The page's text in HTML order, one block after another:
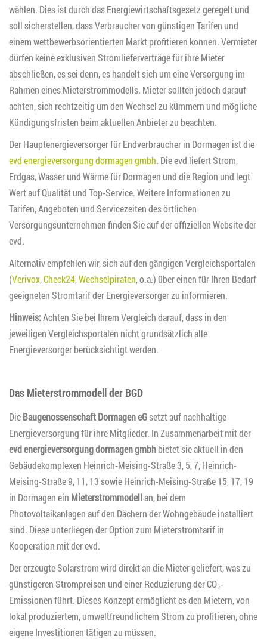
wählen. Dies ist durch das Energiewirtschaftsgesetz geregelt und
soll sicherstellen, dass Verbraucher von günstigen Tarifen und
einem wettbewerbsorientierten Markt profitieren können. Vermieter
dürfen keine exklusiven Stromlieferverträge für ihre Mieter
abschließen, es sei denn, es handelt sich um eine Versorgung im
Rahmen eines Mieterstrommodells. Mieter sollten jedoch darauf
achten, sich rechtzeitig um den Wechsel zu kümmern und mögliche
Kündigungsfristen beim aktuellen Anbieter zu beachten.
Der Hauptenergieversorger für Endverbraucher in Dormagen ist die
evd energieversorgung dormagen gmbh. Die evd liefert Strom,
Erdgas, Wasser und Wärme für Dormagen und die Region und legt
Wert auf Qualität und Top-Service. Weitere Informationen zu
Tarifen, Angeboten und Servicezeiten des örtlichen
Versorgungsunternehmen finden Sie auf der offiziellen Website der
evd.
Alternativ empfehlen wir, sich auf den gängigen Vergleichsportalen
(Verivox,Check24,Wechselpiraten, o.a.) über einen für Ihren Bedarf
geeigneten Stromtarif der Energieversorger zu informieren.
Hinweis:Achten Sie bei Ihrem Vergleich darauf, dass in den
jeweiligen Vergleichsportalen nicht grundsätzlich alle
Energieversorger berücksichtigt werden.
Das Mieterstrommodell der BGD
DieBaugenossenschaft Dormagen eGsetzt auf nachhaltige
Energieversorgung für ihre Mitglieder. In Zusammenarbeit mit der
evd energieversorgung dormagen gmbhbietet sie aktuell in den
Gebäudekomplexen Heinrich-Meising-Straße 3, 5, 7, Heinrich-
Meising-Straße 9, 11, 13 sowie Heinrich-Meising-Straße 15, 17, 19
in Dormagen ein Mieterstrommodellan, bei dem
Photovoltaikanlagen auf den Dächern der Wohngebäude installiert
sind. Diese unterliegen der Option zum Mieterstromtarif in
Kooperation mit der evd.
Der erzeugte Solarstrom wird direkt an die Mieter geliefert, was zu
günstigeren Strompreisen und einer Reduzierung der CO₂-
Emissionen führt. Dieses Konzept ermöglicht es den Mietern, von
lokal produziertem, umweltfreundlichem Strom zu profitieren, ohne
eigene Investitionen tätigen zu müssen.